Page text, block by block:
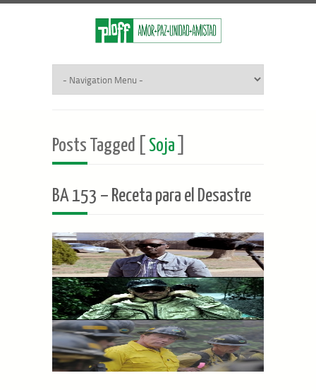
Posts Tagged [ Soja
BA 153 – Receta para el Desastre